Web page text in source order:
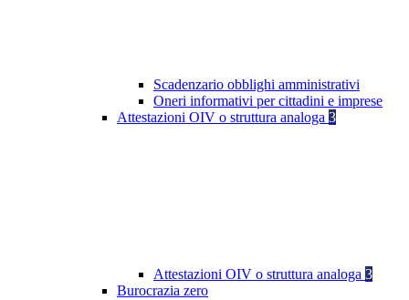
Scadenzario obblighi amministrativi
Oneri informativi per cittadini e imprese
Attestazioni OIV o struttura analoga 3
Attestazioni OIV o struttura analoga 3
Burocrazia zero